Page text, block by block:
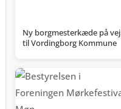
Ny borgmesterkæde på vej
til Vordingborg Kommune